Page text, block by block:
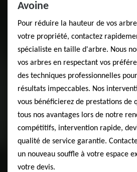
Avoine
Pour réduire la hauteur de vos
votre propriété, contactez
spécialiste en taille d'arbre. Nous
vos arbres en respectant vos
des techniques professionnelles
résultats impeccables. Nos
vous bénéficierez de prestations de
tous nos avantages lors de notre
compétitifs, intervention rapide,
qualité de service garantie.
un nouveau souffle à votre espace
votre devis.